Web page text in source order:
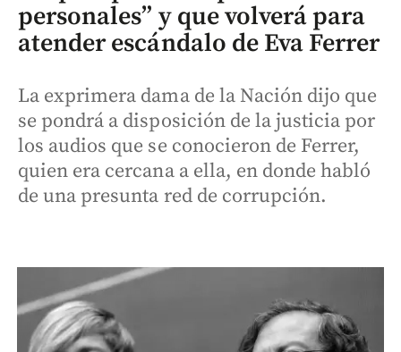
personales” y que volverá para
atender escándalo de Eva Ferrer
La exprimera dama de la Nación dijo que
se pondrá a disposición de la justicia por
los audios que se conocieron de Ferrer,
quien era cercana a ella, en donde habló
de una presunta red de corrupción.